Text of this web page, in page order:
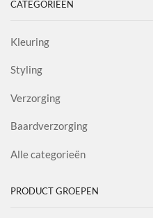
CATEGORIEËN
Kleuring
Styling
Verzorging
Baardverzorging
Alle categorieën
PRODUCT GROEPEN